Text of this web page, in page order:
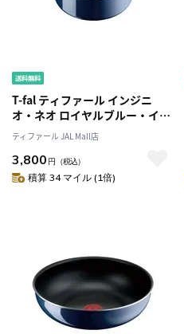
T-fal ティファール インジニ
オ・ネオ ロイヤルブルー・イン
テンス ソースパン 20cm
L43730 ガス火専用
ティファール JAL Mall店
3,800 円 （税込）
積算 34 マイル (1倍)